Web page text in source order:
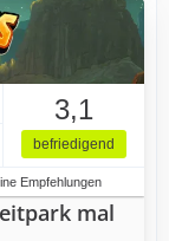
3,1
befriedigend
Empfehlungen
mal